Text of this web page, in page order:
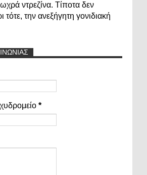
ντρεζίνα. Τίποτα δεν
τότε, την ανεξήγητη γονιδιακή
*